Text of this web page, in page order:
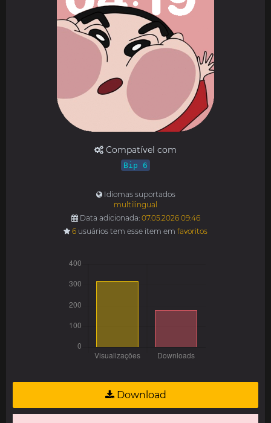
Compatível com
Bip 6
Idiomas suportados
multilingual
Data adicionada: 07.05.2026 09:46
6 usuários tem esse item em favoritos
Download